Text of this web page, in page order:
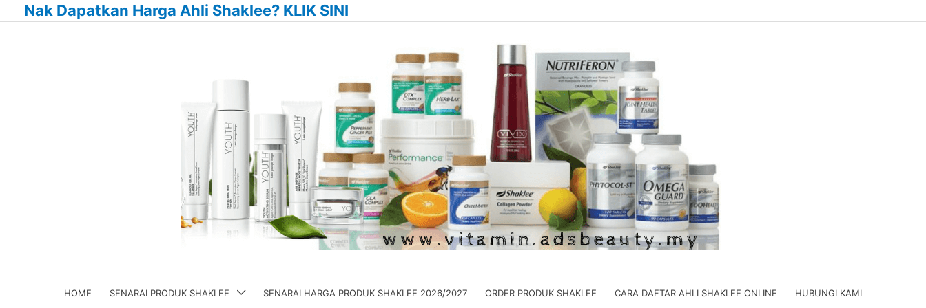
SkipNak Dapatkan Harga Ahli Shaklee? KLIK SINI
HOME SENARAI PRODUK SHAKLEE SENARAI HARGA PRODUK SHAKLEE 2026/2027 ORDER PRODUK SHAKLEE CARA DAFTAR AHLI SHAKLEE ONLINE HUBUNGI KAMI